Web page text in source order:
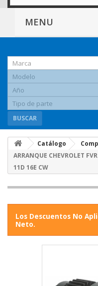
MENU
BUSCAR
Catálogo
ARRANQUE CHEVROLET
11D 16E CW
Los Descuentos No
Neto.